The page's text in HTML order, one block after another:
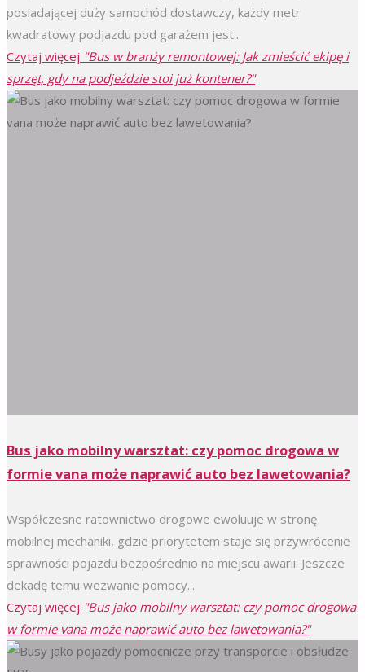
posiadającej duży samochód dostawczy, każdy metr
kwadratowy podjazdu pod garażem jest...
Czytaj więcej "Bus w branży remontowej: Jak zmieścić ekipę i
sprzęt, gdy na podjeździe stoi już kontener?"
Bus jako mobilny warsztat: czy pomoc drogowa w
formie vana może naprawić auto bez lawetowania?
Współczesne ratownictwo drogowe ewoluuje w stronę
mobilnej mechaniki, gdzie priorytetem staje się przywrócenie
sprawności pojazdu bezpośrednio na miejscu awarii. Jeszcze
dekadę temu wezwanie pomocy...
Czytaj więcej "Bus jako mobilny warsztat: czy pomoc drogowa
w formie vana może naprawić auto bez lawetowania?"